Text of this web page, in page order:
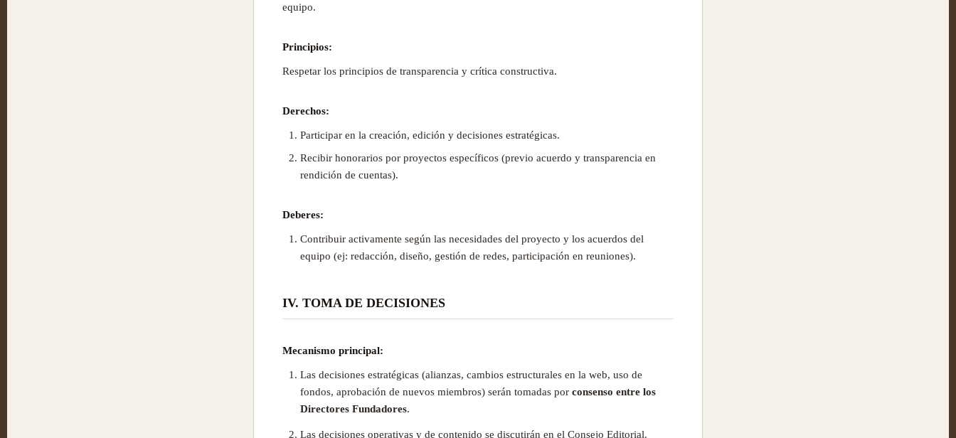
equipo.
Principios:
Respetar los principios de transparencia y crítica constructiva.
Derechos:
Participar en la creación, edición y decisiones estratégicas.
Recibir honorarios por proyectos específicos (previo acuerdo y transparencia en
rendición de cuentas).
Deberes:
Contribuir activamente según las necesidades del proyecto y los acuerdos del
equipo (ej: redacción, diseño, gestión de redes, participación en reuniones).
IV. TOMA DE DECISIONES
Mecanismo principal:
Las decisiones estratégicas (alianzas, cambios estructurales en la web, uso de
fondos, aprobación de nuevos miembros) serán tomadas por consenso entre los
Directores Fundadores.
Las decisiones operativas y de contenido se discutirán en el Consejo Editorial.